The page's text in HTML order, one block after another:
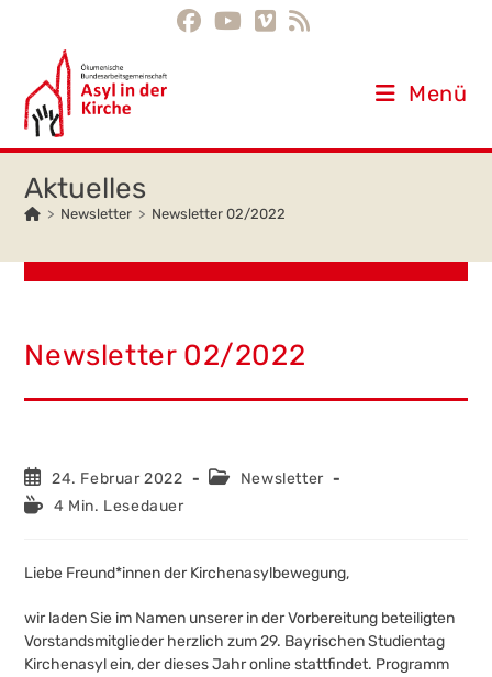
Menü
> Newsletter > Newsletter 02/2022
Newsletter 02/2022
Beitrag
veröffentlicht:
24. Februar 2022
Beitrags-
Newsletter
Lesedauer:
4 Min. Lesedauer
Liebe Freund*innen der Kirchenasylbewegung,
wir laden Sie im Namen unserer in der Vorbereitung beteiligten
Vorstandsmitglieder herzlich zum 29. Bayrischen Studientag
Kirchenasyl ein, der dieses Jahr online stattfindet. Programm